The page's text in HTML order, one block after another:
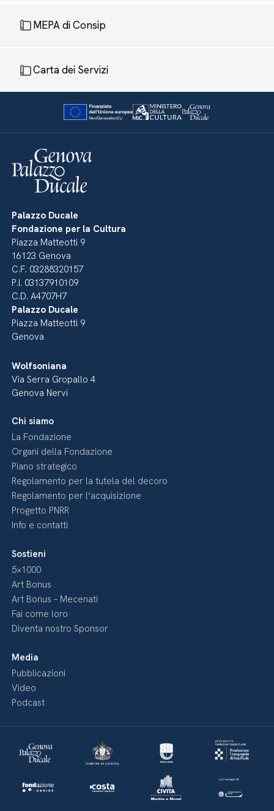
MEPA di Consip
Carta dei Servizi
Palazzo Ducale
Fondazione per la Cultura
Piazza Matteotti 9
16123 Genova
C.F. 03288320157
P.I. 03137910109
C.D. A4707H7
Palazzo Ducale
Piazza Matteotti 9
Genova
Wolfsoniana
Via Serra Gropallo 4
Genova Nervi
Chi siamo
La Fondazione
Organi della Fondazione
Piano strategico
Regolamento per la tutela del decoro
Regolamento per l’acquisizione
Progetto PNRR
Info e contatti
Sostieni
5×1000
Art Bonus
Art Bonus – Mecenati
Fai come loro
Diventa nostro Sponsor
Media
Pubblicazioni
Video
Podcast